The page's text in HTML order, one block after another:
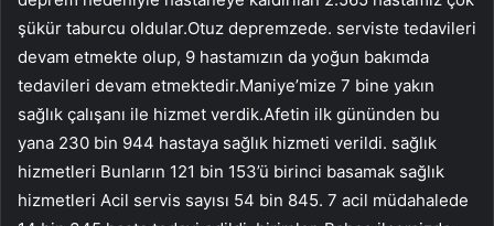
şükür taburcu oldular.Otuz depremzede. serviste tedavileri
devam etmekte olup, 9 hastamızın da yoğun bakımda
tedavileri devam etmektedir.Maniye’mize 7 bine yakın
sağlık çalışanı ile hizmet verdik.Afetin ilk gününden bu
yana 230 bin 944 hastaya sağlık hizmeti verildi. sağlık
hizmetleri Bunların 121 bin 153’ü birinci basamak sağlık
hizmetleri Acil servis sayısı 54 bin 845. 7 acil müdahalede